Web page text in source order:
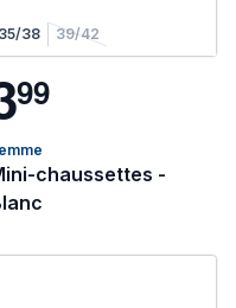
35/38 39/42
99
chaussettes -